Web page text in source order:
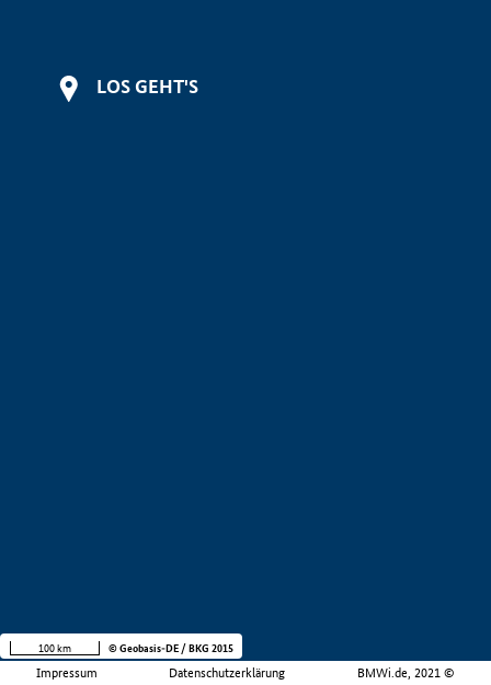
LOS GEHT'S
Impressum Datenschutzerklärung BMWi.de, 2021 ©
100 km © Geobasis-DE / BKG 2015